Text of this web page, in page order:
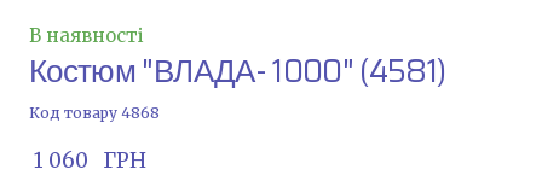
В наявності
Костюм "ВЛАДА- 1000"(4581)
Код товару 4868
1 060   ГРН